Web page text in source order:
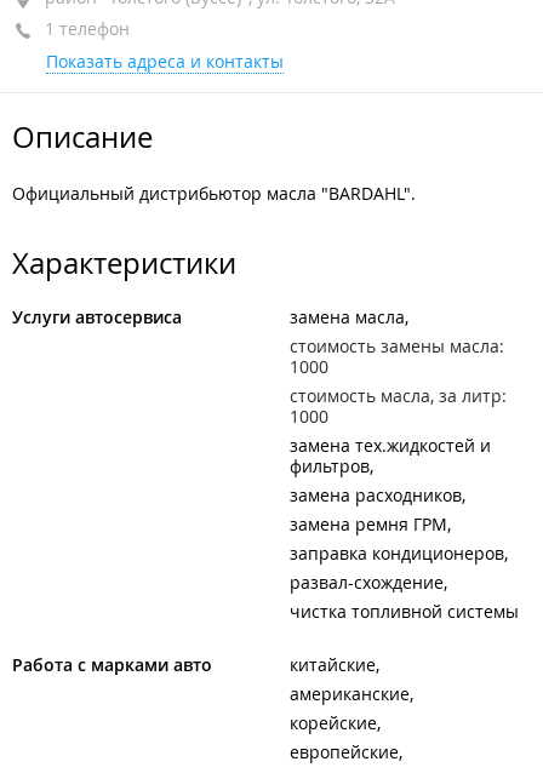
1 телефон
Показать адреса и контакты
Описание
Официальный дистрибьютор масла "BARDAHL".
Характеристики
Услуги автосервиса
замена масла
стоимость замены масла:
1000
стоимость масла, за литр:
1000
замена тех.жидкостей и
фильтров
замена расходников
замена ремня ГРМ
заправка кондиционеров
развал-схождение
чистка топливной системы
Работа с марками авто
китайские
американские
корейские
европейские